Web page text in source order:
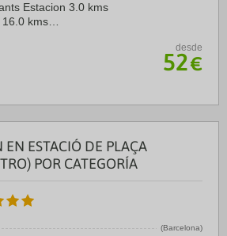
Estacion 3.0 kms
kms
0.0 kms
desde
52€
EN ESTACIÓ DE PLAÇA
POR CATEGORÍA
(Barcelona)